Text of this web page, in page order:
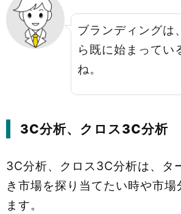
ブランディングは
ら既に始まってい
ね。
3C分析、クロス3C分析
3C分析、クロス3C分析は、タ
き市場を探り当てたい時や市場
ます。